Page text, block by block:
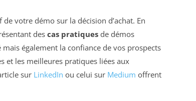
votre démo sur la décision d’achat. En
descas pratiques de démos
également la confiance de vos prospects
et les meilleures pratiques liées aux
sur LinkedIn ou celui sur Medium offrent